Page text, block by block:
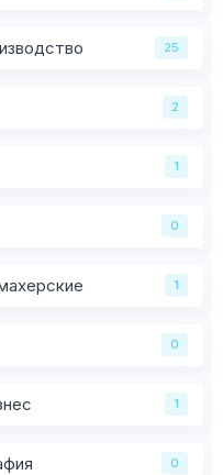
25
2
1
0
1
0
1
0